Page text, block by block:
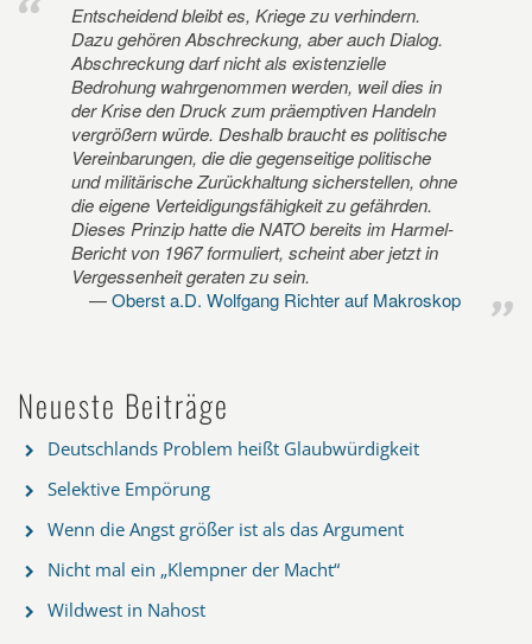
Entscheidend bleibt es, Kriege zu verhindern.
Dazu gehören Abschreckung, aber auch Dialog.
Abschreckung darf nicht als existenzielle
Bedrohung wahrgenommen werden, weil dies in
der Krise den Druck zum präemptiven Handeln
vergrößern würde. Deshalb braucht es politische
Vereinbarungen, die die gegenseitige politische
und militärische Zurückhaltung sicherstellen, ohne
die eigene Verteidigungsfähigkeit zu gefährden.
Dieses Prinzip hatte die NATO bereits im Harmel-
Bericht von 1967 formuliert, scheint aber jetzt in
Vergessenheit geraten zu sein.
Oberst a.D. Wolfgang Richter auf Makroskop
Neueste Beiträge
Deutschlands Problem heißt Glaubwürdigkeit
Selektive Empörung
Wenn die Angst größer ist als das Argument
Nicht mal ein „Klempner der Macht“
Wildwest in Nahost